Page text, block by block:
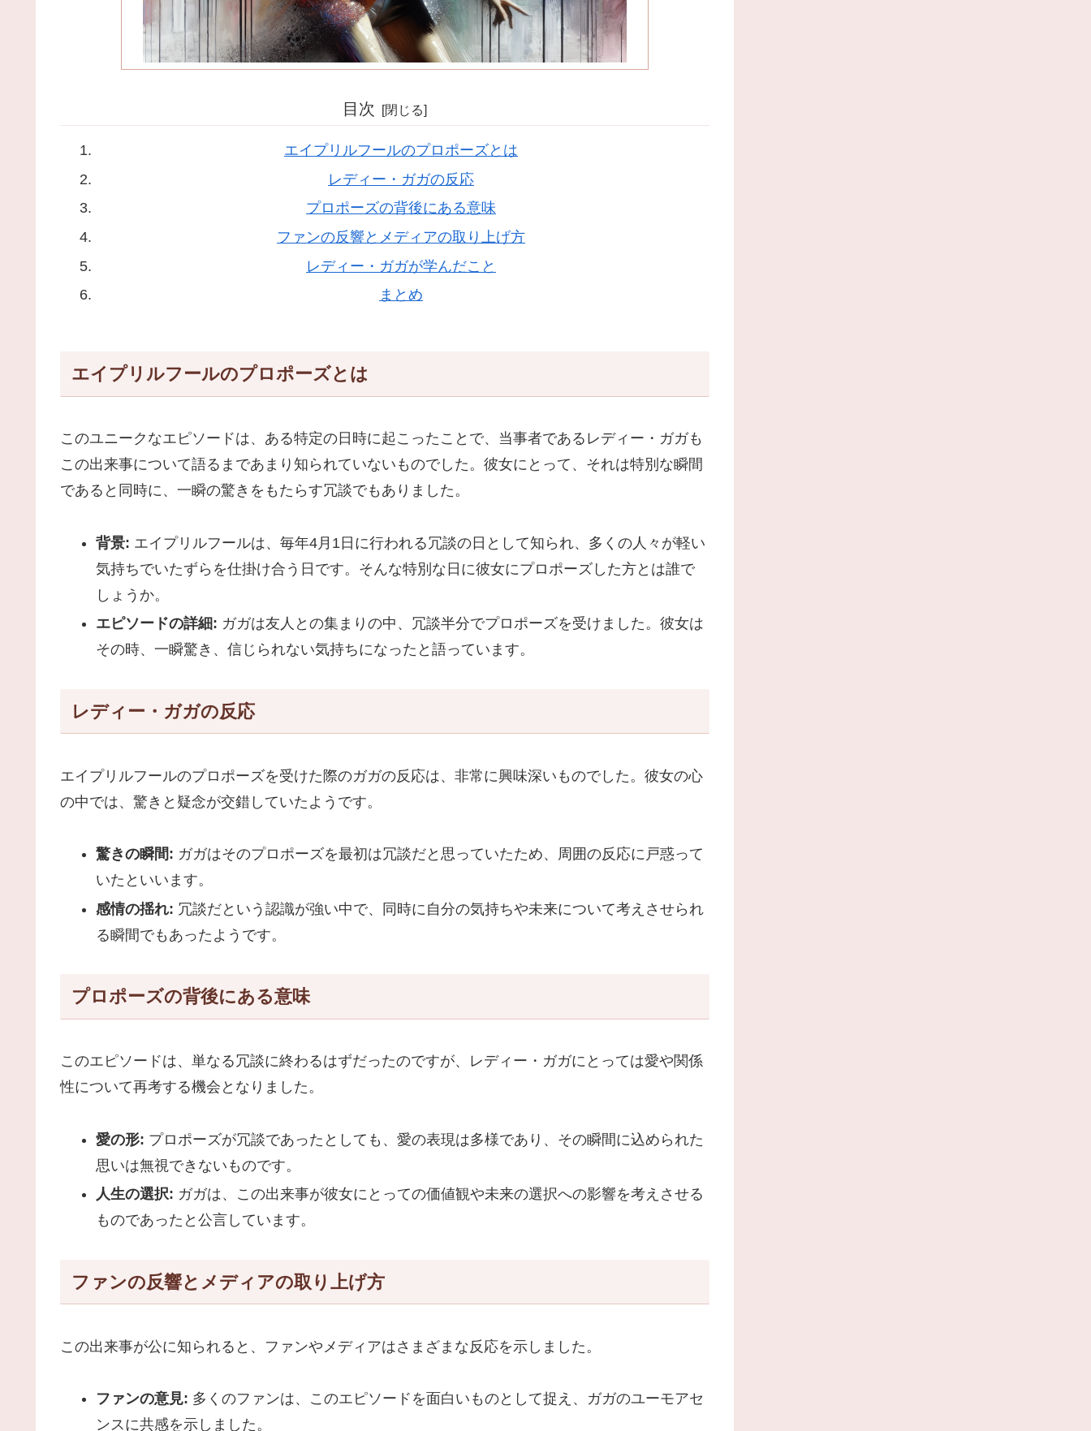
目次
エイプリルフールのプロポーズとは
レディー・ガガの反応
プロポーズの背後にある意味
ファンの反響とメディアの取り上げ方
レディー・ガガが学んだこと
まとめ
エイプリルフールのプロポーズとは
このユニークなエピソードは、ある特定の日時に起こったことで、当事者であるレディー・ガガも
この出来事について語るまであまり知られていないものでした。彼女にとって、それは特別な瞬間
であると同時に、一瞬の驚きをもたらす冗談でもありました。
背景: エイプリルフールは、毎年4月1日に行われる冗談の日として知られ、多くの人々が軽い
気持ちでいたずらを仕掛け合う日です。そんな特別な日に彼女にプロポーズした方とは誰で
しょうか。
エピソードの詳細: ガガは友人との集まりの中、冗談半分でプロポーズを受けました。彼女は
その時、一瞬驚き、信じられない気持ちになったと語っています。
レディー・ガガの反応
エイプリルフールのプロポーズを受けた際のガガの反応は、非常に興味深いものでした。彼女の心
の中では、驚きと疑念が交錯していたようです。
驚きの瞬間: ガガはそのプロポーズを最初は冗談だと思っていたため、周囲の反応に戸惑って
いたといいます。
感情の揺れ: 冗談だという認識が強い中で、同時に自分の気持ちや未来について考えさせられ
る瞬間でもあったようです。
プロポーズの背後にある意味
このエピソードは、単なる冗談に終わるはずだったのですが、レディー・ガガにとっては愛や関係
性について再考する機会となりました。
愛の形: プロポーズが冗談であったとしても、愛の表現は多様であり、その瞬間に込められた
思いは無視できないものです。
人生の選択: ガガは、この出来事が彼女にとっての価値観や未来の選択への影響を考えさせる
ものであったと公言しています。
ファンの反響とメディアの取り上げ方
この出来事が公に知られると、ファンやメディアはさまざまな反応を示しました。
ファンの意見: 多くのファンは、このエピソードを面白いものとして捉え、ガガのユーモアセ
ンスに共感を示しました。